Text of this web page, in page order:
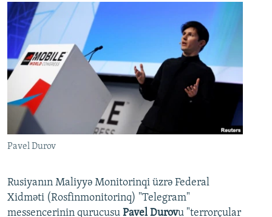
Pavel Durov
Rusiyanın Maliyyə Monitorinqi üzrə Federal
Xidməti (Rosfinmonitorinq) "Telegram"
messencerinin qurucusu Pavel Durovu "terrorçular